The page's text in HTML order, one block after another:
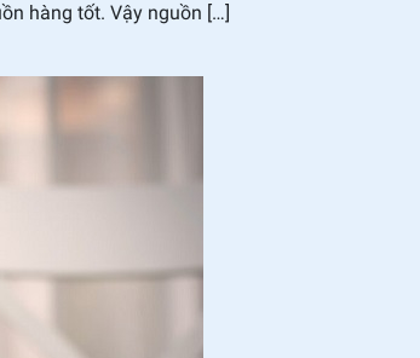
hàng tốt. Vậy nguồn […]